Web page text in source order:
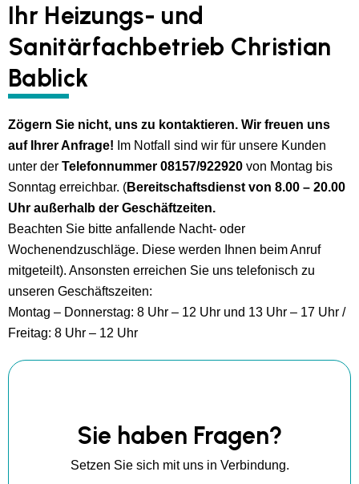
Ihr Heizungs- und
Sanitärfachbetrieb Christian
Bablick
Zögern Sie nicht, uns zu kontaktieren. Wir freuen uns
auf Ihrer Anfrage! Im Notfall sind wir für unsere Kunden
unter der Telefonnummer 08157/922920 von Montag bis
Sonntag erreichbar. (Bereitschaftsdienst von 8.00 – 20.00
Uhr außerhalb der Geschäftzeiten.
Beachten Sie bitte anfallende Nacht- oder
Wochenendzuschläge. Diese werden Ihnen beim Anruf
mitgeteilt). Ansonsten erreichen Sie uns telefonisch zu
unseren Geschäftszeiten:
Montag – Donnerstag: 8 Uhr – 12 Uhr und 13 Uhr – 17 Uhr /
Freitag: 8 Uhr – 12 Uhr
Sie haben Fragen?
Setzen Sie sich mit uns in Verbindung.